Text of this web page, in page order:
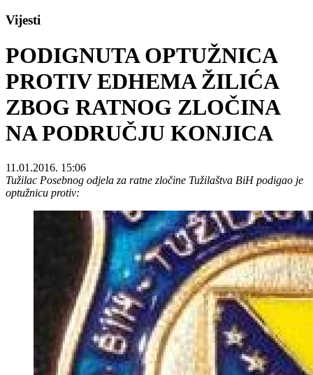
Vijesti
PODIGNUTA OPTUŽNICA
PROTIV EDHEMA ŽILIĆA
ZBOG RATNOG ZLOČINA
NA PODRUČJU KONJICA
11.01.2016. 15:06
Tužilac Posebnog odjela za ratne zločine Tužilaštva BiH podigao je
optužnicu protiv: